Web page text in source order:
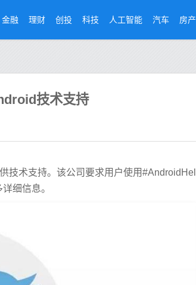
金融 理财 创投 科技 人工智能 汽车 房产
技术支持
技术支持。该公司要求用户使用#AndroidHel
细信息。